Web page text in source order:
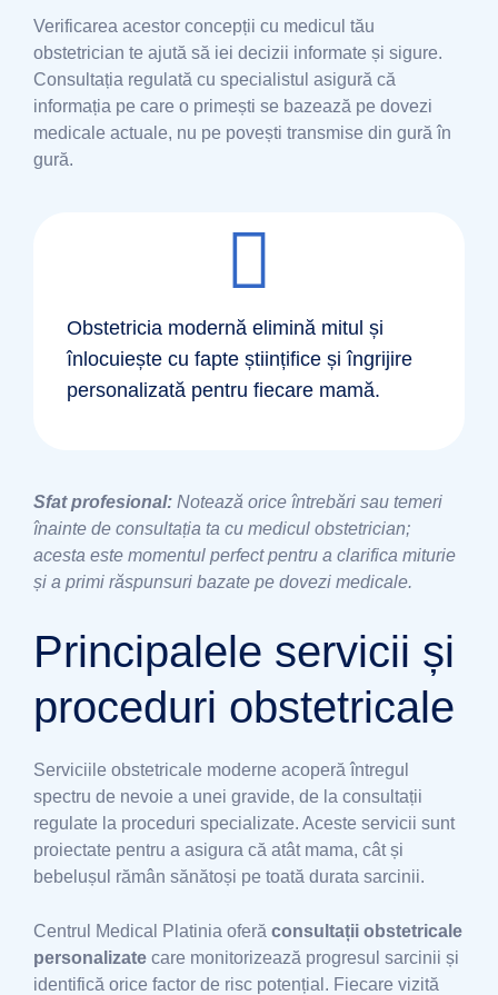
Verificarea acestor concepții cu medicul tău
obstetrician te ajută să iei decizii informate și sigure.
Consultația regulată cu specialistul asigură că
informația pe care o primești se bazează pe dovezi
medicale actuale, nu pe povești transmise din gură în
gură.
Obstetricia modernă elimină mitul și
înlocuiește cu fapte științifice și îngrijire
personalizată pentru fiecare mamă.
Sfat profesional: Notează orice întrebări sau temeri
înainte de consultația ta cu medicul obstetrician;
acesta este momentul perfect pentru a clarifica miturie
și a primi răspunsuri bazate pe dovezi medicale.
Principalele servicii și
proceduri obstetricale
Serviciile obstetricale moderne acoperă întregul
spectru de nevoie a unei gravide, de la consultații
regulate la proceduri specializate. Aceste servicii sunt
proiectate pentru a asigura că atât mama, cât și
bebelușul rămân sănătoși pe toată durata sarcinii.
Centrul Medical Platinia oferă consultații obstetricale
personalizate care monitorizează progresul sarcinii și
identifică orice factor de risc potențial. Fiecare vizită